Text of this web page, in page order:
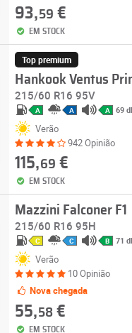
93,59 €
EM STOCK
Top premium
Hankook Ventus
215/60 R16 95V
A A A 69
Verão
942 Opinião
115,69 €
EM STOCK
Mazzini Falconer F1
215/60 R16 95H
C C B 71
Verão
10 Opinião
Nova chegada
55,58€
EM STOCK